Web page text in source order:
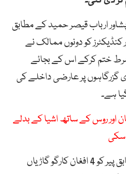
پشاور ارباب قیصر حمید کے مطابق
کنڈیکٹرز کو دونوں ممالک نے
شرط ختم کرکے اس کے بجائے
پر عارضی داخلے کی
ہے۔
اور روس کے ساتھ اشیا کے بدلے
سکی
ارباب قیصر حمید کے مطابق پیر کو 4 افغان کارگو گاڑیاں